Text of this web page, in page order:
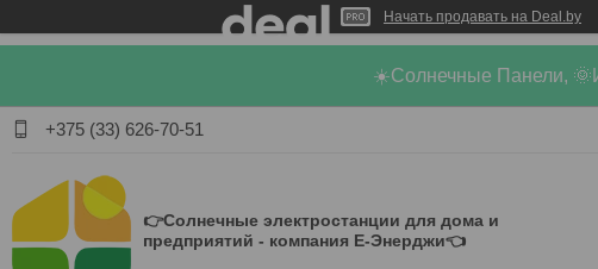
Начать продавать на Deal.by
☀️Солнечные Панели,
+375 (33) 626-70-51
👉Солнечные электростанции для дома и
предприятий - компания Е-Энерджи👈